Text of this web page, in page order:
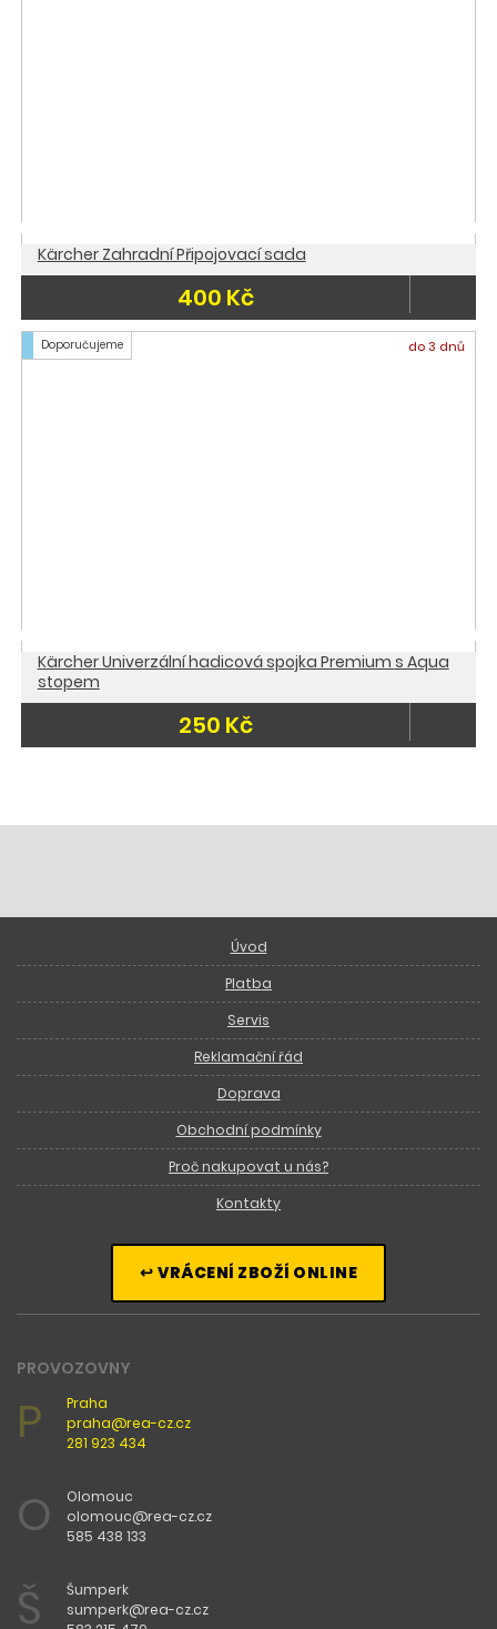
Kärcher Zahradní Připojovací sada
400 Kč
Doporučujeme do 3 dnů
Kärcher Univerzální hadicová spojka Premium s Aqua
stopem
250 Kč
Úvod
Platba
Servis
Reklamační řád
Doprava
Obchodní podmínky
Proč nakupovat u nás?
Kontakty
↩ VRÁCENÍ ZBOŽÍ ONLINE
PROVOZOVNY
P
Praha
praha@rea-cz.cz
281 923 434
O
Olomouc
olomouc@rea-cz.cz
585 438 133
Š
Šumperk
sumperk@rea-cz.cz